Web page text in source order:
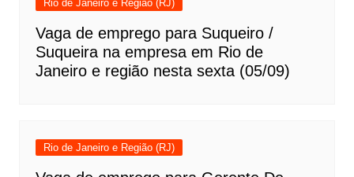
Rio de Janeiro e Região (RJ)
Vaga de emprego para Suqueiro /
Suqueira na empresa em Rio de
Janeiro e região nesta sexta (05/09)
Rio de Janeiro e Região (RJ)